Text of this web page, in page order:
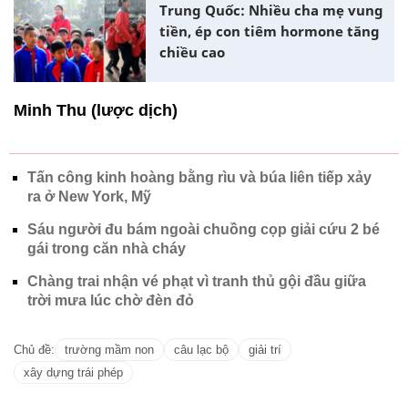
Trung Quốc: Nhiều cha mẹ vung
tiền, ép con tiêm hormone tăng
chiều cao
Minh Thu (lược dịch)
Tấn công kinh hoàng bằng rìu và búa liên tiếp xảy
ra ở New York, Mỹ
Sáu người đu bám ngoài chuồng cọp giải cứu 2 bé
gái trong căn nhà cháy
Chàng trai nhận vé phạt vì tranh thủ gội đầu giữa
trời mưa lúc chờ đèn đỏ
Chủ đề: trường mầm non câu lạc bộ
giải trí
xây dựng trái phép